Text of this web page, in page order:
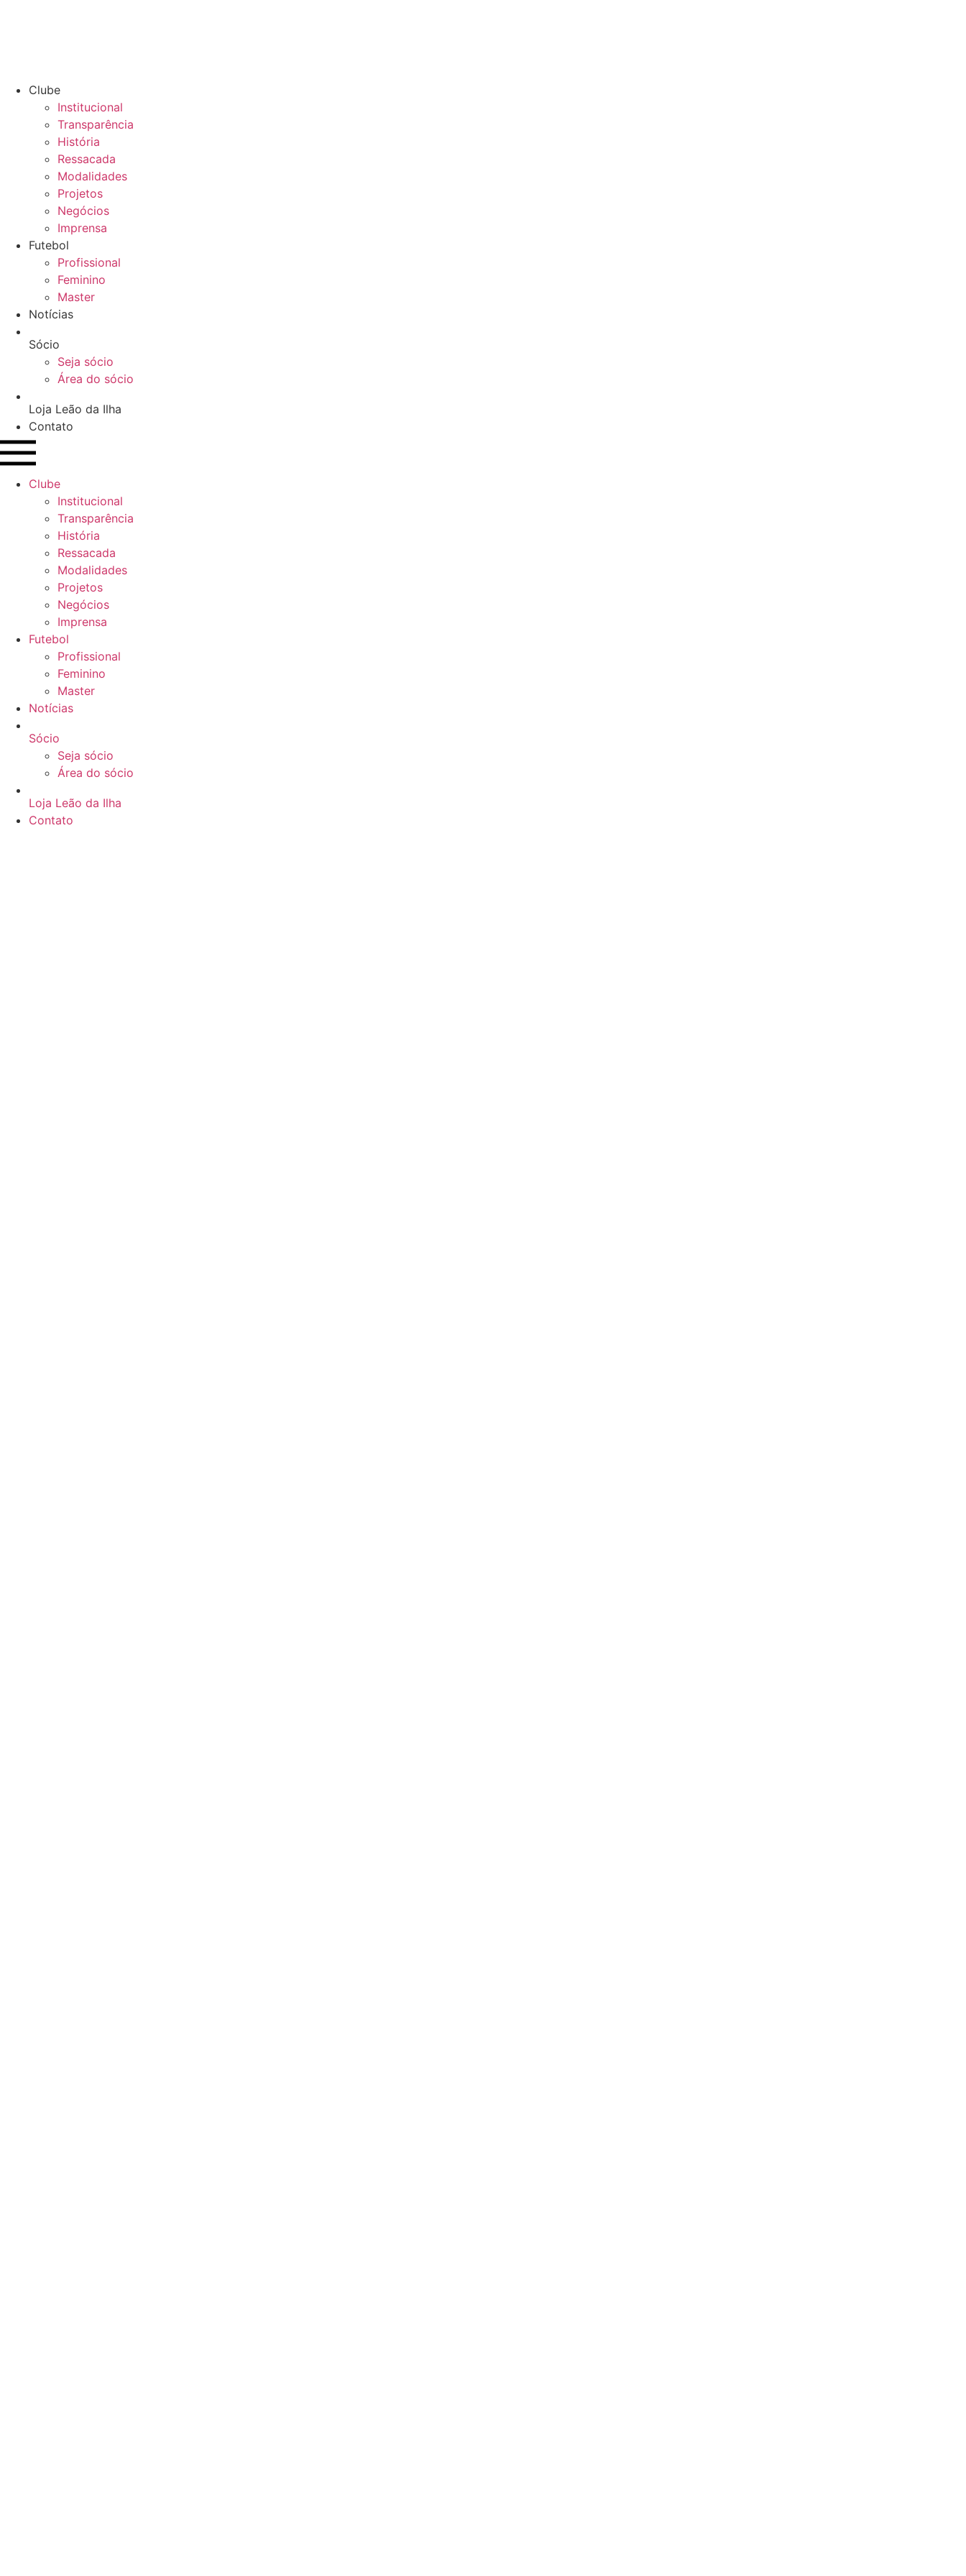
Clube
Institucional
Transparência
História
Ressacada
Modalidades
Projetos
Negócios
Imprensa
Futebol
Profissional
Feminino
Master
Notícias
Sócio
Seja sócio
Área do sócio
Loja Leão da Ilha
Contato
Clube
Institucional
Transparência
História
Ressacada
Modalidades
Projetos
Negócios
Imprensa
Futebol
Profissional
Feminino
Master
Notícias
Sócio
Seja sócio
Área do sócio
Loja Leão da Ilha
Contato